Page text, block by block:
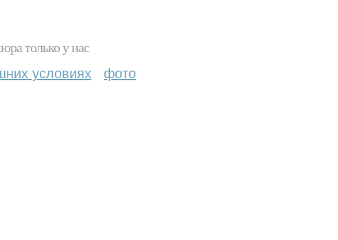
только у нас
условиях фото